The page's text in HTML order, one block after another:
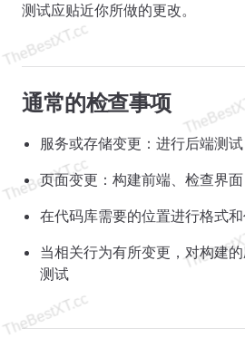
测试应贴近你所做的更改。
通常的检查事项
服务或存储变更：进行后端测试
页面变更：构建前端、检查界面
在代码库需要的位置进行格式
当相关行为有所变更，对构建
测试